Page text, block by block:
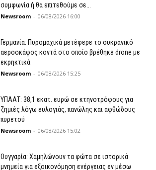
συμφωνία ή θα επιτεθούμε σε...
Newsroom - 06/08/2026 16:00
Γερμανία: Πυρομαχικά μετέφερε το ουκρανικό
αεροσκάφος κοντά στο οποίο βρέθηκε drone με
εκρηκτικά
Newsroom - 06/08/2026 15:25
ΥΠΑΑΤ: 38,1 εκατ. ευρώ σε κτηνοτρόφους για
ζημιές λόγω ευλογιάς, πανώλης και αφθώδους
πυρετού
Newsroom - 06/08/2026 15:02
Ουγγαρία: Χαμηλώνουν τα φώτα σε ιστορικά
μνημεία για εξοικονόμηση ενέργειας εν μέσω